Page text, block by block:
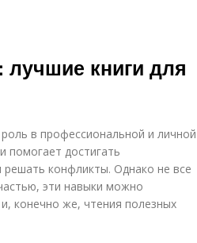
книги для
в профессиональной и личной
помогает достигать
конфликты. Однако не все
эти навыки можно
конечно же, чтения полезных